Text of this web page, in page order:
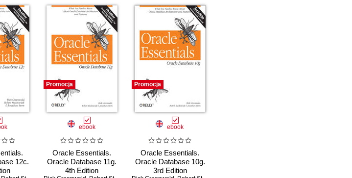
12c.
Promocja
ebook
Oracle Essentials.
Oracle Database 11g.
4th Edition
Promocja
ebook
Oracle Essentials.
Oracle Database 10g.
3rd Edition